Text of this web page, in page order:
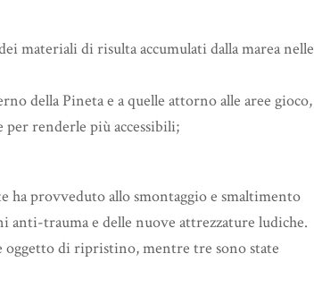
materiali di risulta accumulati dalla marea nelle
della Pineta e a quelle attorno alle aree gioco,
renderle più accessibili;
ha provveduto allo smontaggio e smaltimento
anti-trauma e delle nuove attrezzature ludiche.
oggetto di ripristino, mentre tre sono state